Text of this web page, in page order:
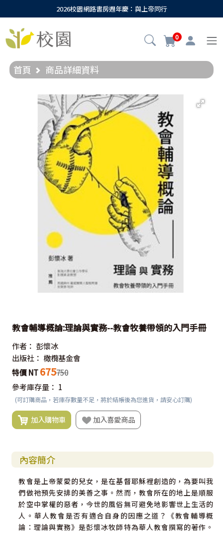
2026校園網路書房週年慶：與上帝同行
0
首頁 商品詳細資料
教會輔導概論:理論與實務--教會牧養帶領的入門手冊
作者： 彭懷冰
出版社： 橄欖基金會
特價 NT 675750
參考庫存量： 1
(可訂購商品，若庫存數量不足，將於結帳後為您進貨，請安心訂購)
加入購物車 加入喜愛商品
內容簡介
教會是上帝蒙愛的兒女，是在基督耶穌裡創造的，為要叫我
們做祂預先安排的美善之事。然而，教會所在的地上是順服
於空中掌權的惡者，今世的風俗無可避免地影響世上生活的
人。華人教會是否有適合自身的因應之道？《教會輔導概
論：理論與實務》是彭懷冰牧師特為華人教會撰寫的著作。